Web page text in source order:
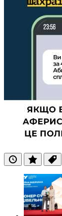
ОстанніПопулярні
Теги